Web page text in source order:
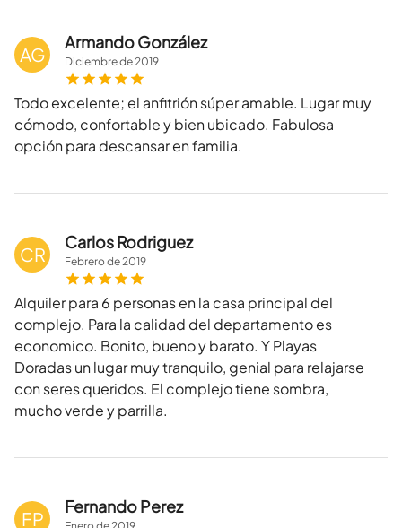
AG
Armando González
Diciembrede2019
Todo excelente; el anfitrión súper amable. Lugar muy
cómodo, confortable y bien ubicado. Fabulosa
opción para descansar en familia.
CR
Carlos Rodriguez
Febrerode2019
Alquiler para 6 personas en la casa principal del
complejo. Para la calidad del departamento es
economico. Bonito, bueno y barato. Y Playas
Doradas un lugar muy tranquilo, genial para relajarse
con seres queridos. El complejo tiene sombra,
mucho verde y parrilla.
FP
Fernando Perez